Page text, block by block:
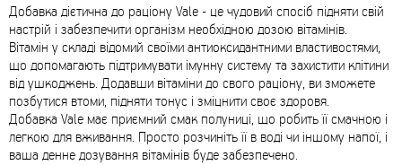
Добавка дієтична до раціону Vale - це чудовий спосіб підняти свій
настрій і забезпечити організм необхідною дозою вітамінів.
Вітамін у складі відомий своїми антиоксидантними властивостями,
що допомагають підтримувати імунну систему та захистити клітини
від ушкоджень. Додавши вітаміни до свого раціону, ви зможете
позбутися втоми, підняти тонус і зміцнити своє здоровя.
Добавка Vale має приємний смак полуниці, що робить її смачною і
легкою для вживання. Просто розчиніть її в воді чи іншому напої, і
ваша денне дозування вітамінів буде забезпечено.